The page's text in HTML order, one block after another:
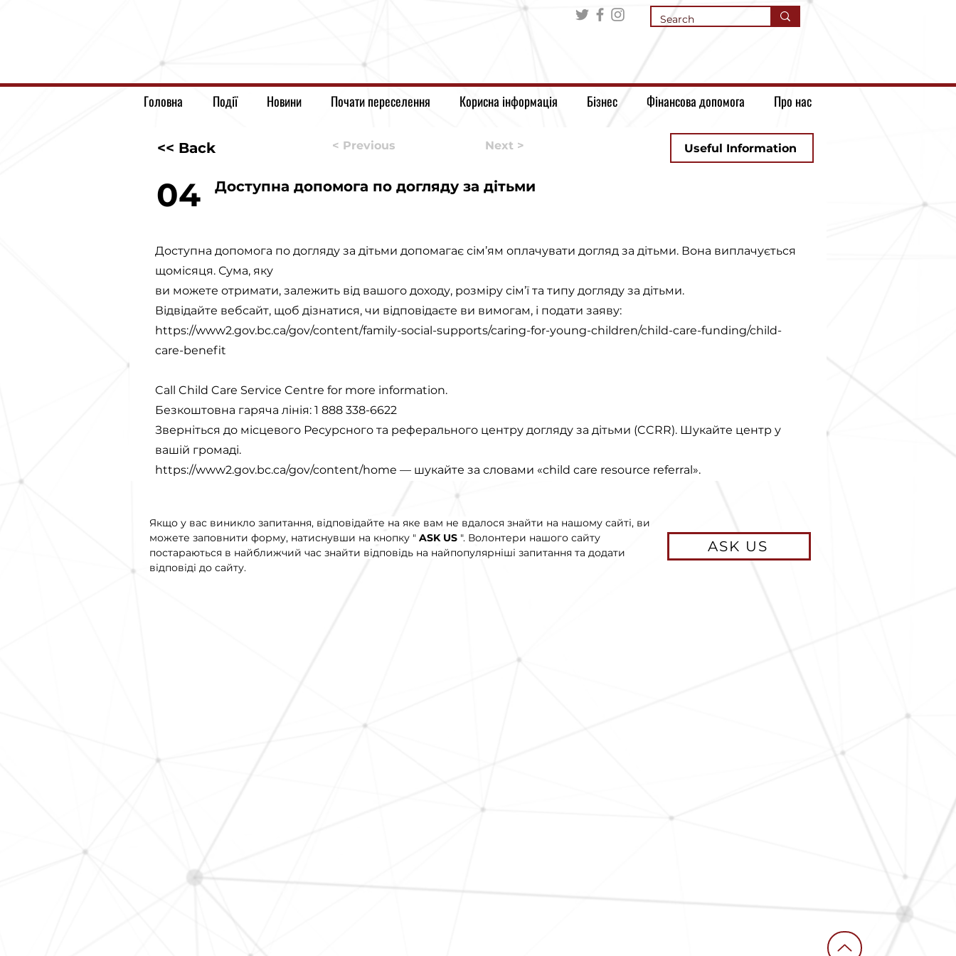
Головна Події Новини Почати переселення Корисна інформація Бізнес Фінансова допомога Про нас
<< Back < Previous Next > Useful Information
04 Доступна допомога по догляду за дітьми
Доступна допомога по догляду за дітьми допомагає сім’ям оплачувати догляд за дітьми. Вона виплачується
щомісяця. Сума, яку
ви можете отримати, залежить від вашого доходу, розміру сім’ї та типу догляду за дітьми.
Відвідайте вебсайт, щоб дізнатися, чи відповідаєте ви вимогам, і подати заяву:
https://www2.gov.bc.ca/gov/content/family-social-supports/caring-for-young-children/child-care-funding/child-
care-benefit
Call Child Care Service Centre for more information.
Безкоштовна гаряча лінія: 1 888 338-6622
Зверніться до місцевого Ресурсного та реферального центру догляду за дітьми (CCRR). Шукайте центр у
вашій громаді.
https://www2.gov.bc.ca/gov/content/home — шукайте за словами «child care resource referral».
Якщо у вас виникло запитання, відповідайте на яке вам не вдалося знайти на нашому сайті, ви
можете заповнити форму, натиснувши на кнопку " ASK US ". Волонтери нашого сайту
постараються в найближчий час знайти відповідь на найпопулярніші запитання та додати
відповіді до сайту.
ASK US